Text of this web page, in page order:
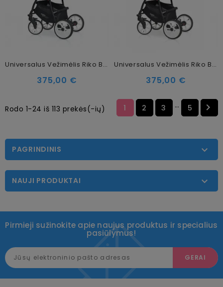
Universalus Vežimėlis Riko Basic Sport 2in1 Carbon
375,00 €
Universalus Vežimėlis Riko Basic Sport 2in1 Dakar
375,00 €
Rodo 1-24 iš 113 prekės(-ių) 1 2 3 … 5 
PAGRINDINIS 
NAUJI PRODUKTAI 
Pirmieji sužinokite apie naujus produktus ir specialius
pasiūlymus!